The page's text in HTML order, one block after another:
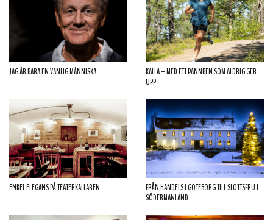
JAG ÄR BARA EN VANLIG MÄNNISKA
KALLA – MED ETT PANNBEN SOM ALDRIG GER
UPP
ENKEL ELEGANS PÅ TEATERKÄLLAREN
FRÅN HANDELS I GÖTEBORG TILL SLOTTSFRU I
SÖDERMANLAND